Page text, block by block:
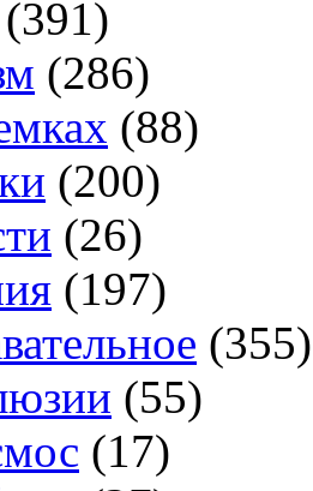
(391)
(286)
(88)
(200)
(26)
(197)
(355)
(55)
(17)